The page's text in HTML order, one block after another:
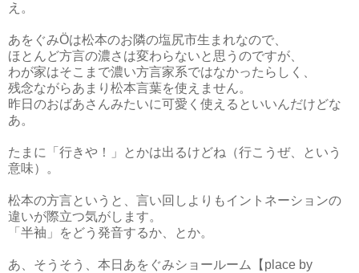
え。
あをぐみÖは松本のお隣の塩尻市生まれなので、
ほとんど方言の濃さは変わらないと思うのですが、
わが家はそこまで濃い方言家系ではなかったらしく、
残念ながらあまり松本言葉を使えません。
昨日のおばあさんみたいに可愛く使えるといいんだけどな
あ。
たまに「行きや！」とかは出るけどね（行こうぜ、という
意味）。
松本の方言というと、言い回しよりもイントネーションの
違いが際立つ気がします。
「半袖」をどう発音するか、とか。
あ、そうそう、本日あをぐみショールーム【place by